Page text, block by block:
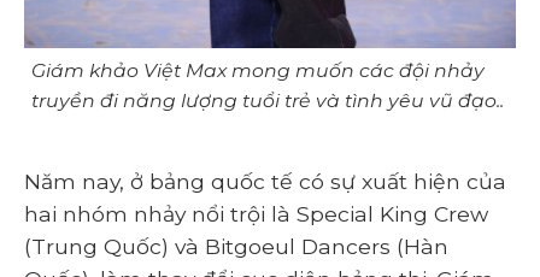
Giám khảo Việt Max mong muốn các đội nhảy
truyền đi năng lượng tuổi trẻ và tình yêu vũ đạo..
Năm nay, ở bảng quốc tế có sự xuất hiện của
hai nhóm nhảy nổi trội là Special King Crew
(Trung Quốc) và Bitgoeul Dancers (Hàn